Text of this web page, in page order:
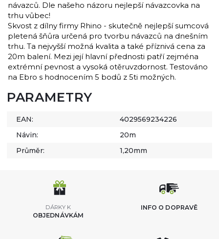
návazců. Dle našeho názoru nejlepší návazcovka na
trhu vůbec!
Skvost z dílny firmy Rhino - skutečně nejlepší sumcová
pletená šňůra určená pro tvorbu návazců na dnešním
trhu. Ta nejvyšší možná kvalita a také příznivá cena za
20m balení. Mezi její hlavní přednosti patří zejména
extrémní pevnost a vysoká otěruvzdornost. Testováno
na Ebro s hodnocením 5 bodů z 5ti možných.
PARAMETRY
EAN:
4029569234226
Návin:
20m
Průměr:
1,20mm
DÁRKY K
OBJEDNÁVKÁM
INFO O DOPRAVĚ